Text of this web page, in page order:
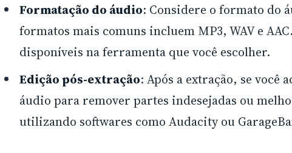
Formatação do áudio: Considere o formato do
formatos mais comuns incluem MP3, WAV e
disponíveis na ferramenta que você escolher.
Edição pós-extração: Após a extração, se você
áudio para remover partes indesejadas ou
utilizando softwares como Audacity ou